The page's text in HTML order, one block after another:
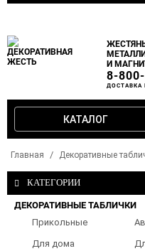
И
8-
ДОСТАВКА
КАТАЛОГ
Главная Декоративные
КАТЕГОРИИ
ДЕКОРАТИВНЫЕ ТАБЛИЧКИ
Прикольные
Для дома